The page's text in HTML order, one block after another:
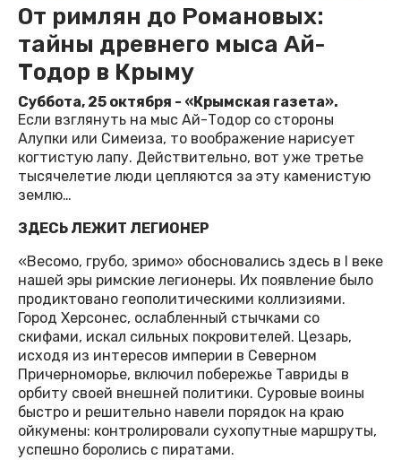
От римлян до Романовых:
тайны древнего мыса Ай-
Тодор в Крыму
Суббота, 25 октября - «Крымская газета».
Если взглянуть на мыс Ай-Тодор со стороны
Алупки или Симеиза, то воображение нарисует
когтистую лапу. Действительно, вот уже третье
тысячелетие люди цепляются за эту каменистую
землю…
ЗДЕСЬ ЛЕЖИТ ЛЕГИОНЕР
«Весомо, грубо, зримо» обосновались здесь в I веке
нашей эры римские легионеры. Их появление было
продиктовано геополитическими коллизиями.
Город Херсонес, ослабленный стычками со
скифами, искал сильных покровителей. Цезарь,
исходя из интересов империи в Северном
Причерноморье, включил побережье Тавриды в
орбиту своей внешней политики. Суровые вои­ны
быстро и решительно навели порядок на краю
ойкумены: контролировали сухопутные маршруты,
успешно боролись с пиратами.